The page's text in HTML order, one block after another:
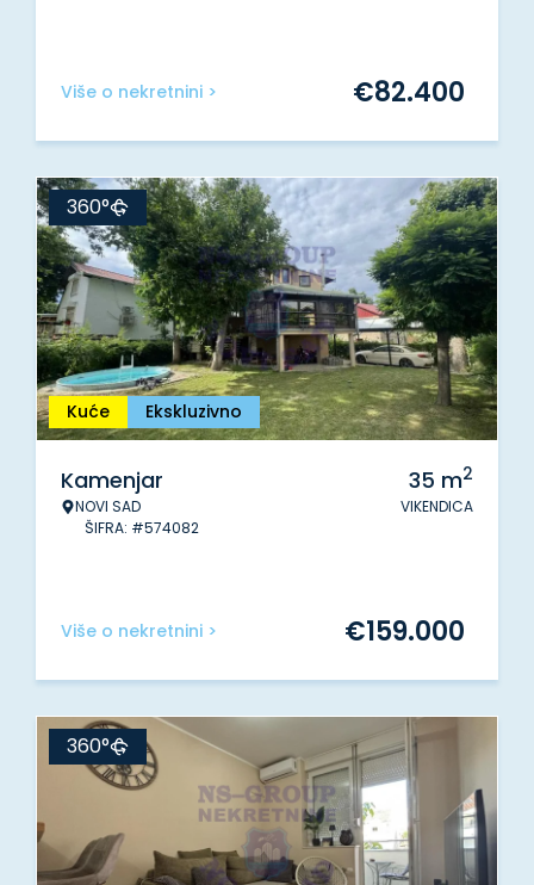
Više o nekretnini > €82.400
Kuće Ekskluzivno
360°
Kamenjar
NOVI SAD
ŠIFRA: #574082
35 m2
VIKENDICA
Više o nekretnini > €159.000
360°